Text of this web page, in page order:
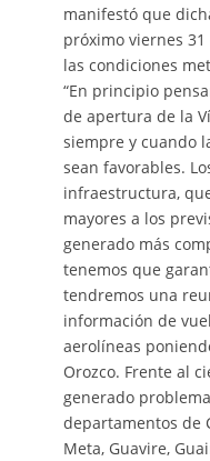
manifestó que
próximo viernes
las condiciones
“En principio
de apertura de la
siempre y cuando
sean favorables.
infraestructura,
mayores a los
generado más
tenemos que
tendremos una
información de
aerolíneas
Orozco. Frente al
generado
departamentos de
Meta, Guavire,